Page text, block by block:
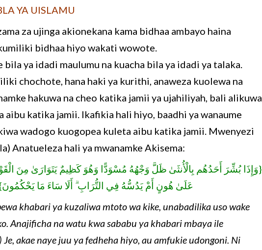
YA UISLAMU
za ujinga akionekana kama bidhaa ambayo haina
bidhaa hiyo wakati wowote.
bila ya idadi maulumu na kuacha bila ya idadi ya talaka.
chochote, hana haki ya kurithi, anaweza kuolewa na
hakuwa na cheo katika jamii ya ujahiliyah, bali alikuwa
aibu katika jamii. Ikafikia hali hiyo, baadhi ya wanaume
wadogo kuogopea kuleta aibu katika jamii. Mwenyezi
Anatueleza hali ya mwanamke Akisema:
{وَإِذَا بُشِّرَ أَحَدُهُم بِالْأُنثَىٰ ظَلَّ وَجْهُهُ مُسْوَدًّا وَهُوَ كَظِيمٌ يَتَوَارَىٰ مِنَ
عَلَىٰ هُونٍ أَمْ يَدُسُّهُ فِي التُّرَابِ ۗ أَلَا سَاءَ مَا
khabari ya kuzaliwa mtoto wa kike, unabadilika uso wake
Anajificha na watu kwa sababu ya khabari mbaya ile
akae naye juu ya fedheha hiyo, au amfukie udongoni. Ni